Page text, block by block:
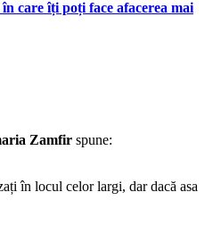
care îți poți face afacerea mai
Zamfir spune:
în locul celor largi, dar dacă asa